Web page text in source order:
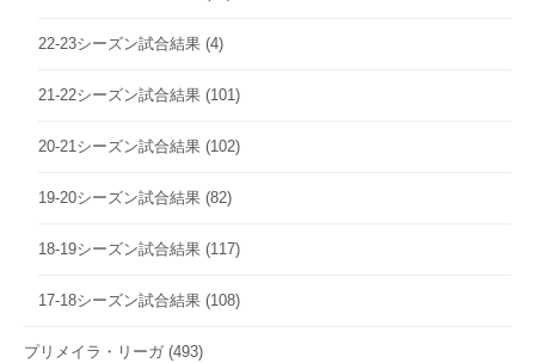
22-23シーズン試合結果 (4)
21-22シーズン試合結果 (101)
20-21シーズン試合結果 (102)
19-20シーズン試合結果 (82)
18-19シーズン試合結果 (117)
17-18シーズン試合結果 (108)
プリメイラ・リーガ (493)